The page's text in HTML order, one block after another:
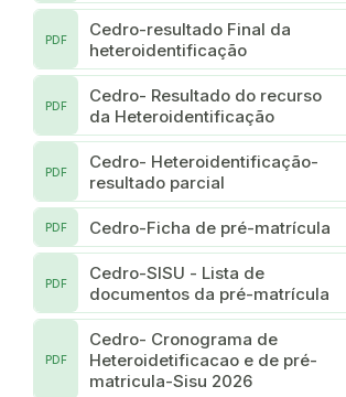
Cedro-resultado Final da
heteroidentificação
PDF
Cedro- Resultado do recurso
da Heteroidentificação
PDF
Cedro- Heteroidentificação-
resultado parcial
PDF
Cedro-Ficha de pré-matrícula
PDF
Cedro-SISU - Lista de
documentos da pré-matrícula
PDF
Cedro- Cronograma de
Heteroidetificacao e de pré-
matricula-Sisu 2026
PDF